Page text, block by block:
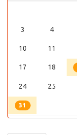
3 4
10 11
17 18
24 25
31